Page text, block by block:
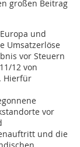
großen Beitrag
und
Umsatzerlöse
vor Steuern
12 von
Hierfür
vor
und die